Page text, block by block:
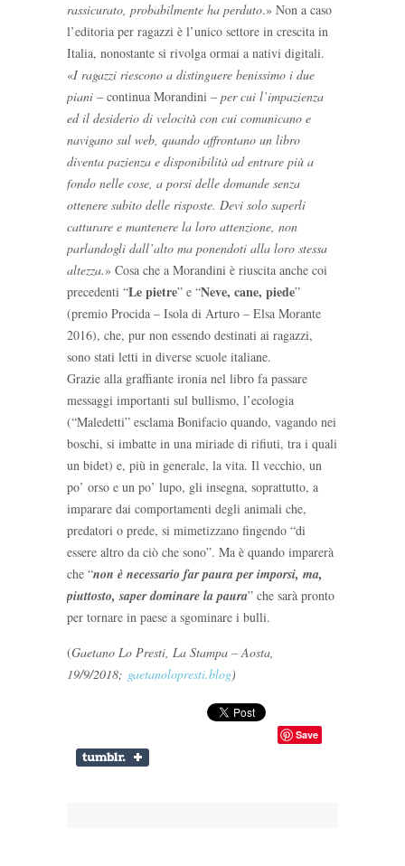
rassicurato, probabilmente ha perduto.» Non a caso
l’editoria per ragazzi è l’unico settore in crescita in
Italia, nonostante si rivolga ormai a nativi digitali.
«I ragazzi riescono a distinguere benissimo i due
piani – continua Morandini – per cui l’impazienza
ed il desiderio di velocità con cui comunicano e
navigano sul web, quando affrontano un libro
diventa pazienza e disponibilità ad entrare più a
fondo nelle cose, a porsi delle domande senza
ottenere subito delle risposte. Devi solo saperli
catturare e mantenere la loro attenzione, non
parlandogli dall’alto ma ponendoti alla loro stessa
altezza.» Cosa che a Morandini è riuscita anche coi
precedenti “Le pietre” e “Neve, cane, piede”
(premio Procida – Isola di Arturo – Elsa Morante
2016), che, pur non essendo destinati ai ragazzi,
sono stati letti in diverse scuole italiane.
Grazie alla graffiante ironia nel libro fa passare
messaggi importanti sul bullismo, l’ecologia
(“Maledetti” esclama Bonifacio quando, vagando nei
boschi, si imbatte in una miriade di rifiuti, tra i quali
un bidet) e, più in generale, la vita. Il vecchio, un
po’ orso e un po’ lupo, gli insegna, soprattutto, a
imparare dai comportamenti degli animali che,
predatori o prede, si mimetizzano fingendo “di
essere altro da ciò che sono”. Ma è quando imparerà
che “non è necessario far paura per imporsi, ma,
piuttosto, saper dominare la paura” che sarà pronto
per tornare in paese a sgominare i bulli.
(Gaetano Lo Presti, La Stampa – Aosta,
19/9/2018; gaetanolopresti.blog)
Save